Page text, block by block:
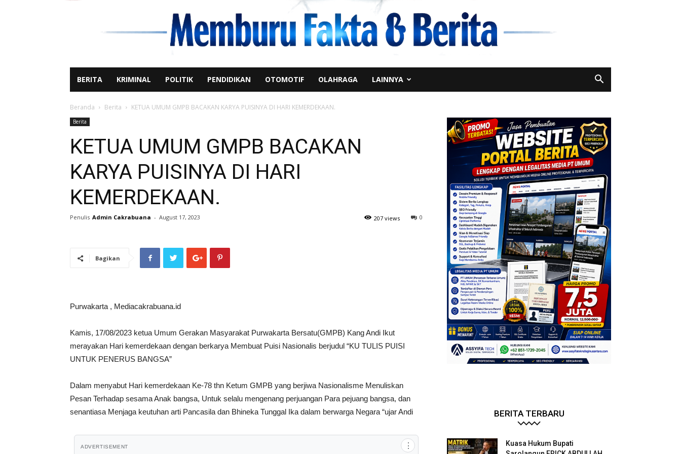
BERITA KRIMINAL POLITIK PENDIDIKAN OTOMOTIF OLAHRAGA LAINNYA
Beranda Berita KETUA UMUM GMPB BACAKAN KARYA PUISINYA DI HARI KEMERDEKAAN.
Berita
KETUA UMUM GMPB BACAKAN
KARYA PUISINYA DI HARI
KEMERDEKAAN.
Penulis Admin Cakrabuana - August 17, 2023 0
207 views
Bagikan
Purwakarta , Mediacakrabuana.id
Kamis, 17/08/2023 ketua Umum Gerakan Masyarakat Purwakarta Bersatu(GMPB) Kang Andi Ikut
merayakan Hari kemerdekaan dengan berkarya Membuat Puisi Nasionalis berjudul “KU TULIS PUISI
UNTUK PENERUS BANGSA”
Dalam menyabut Hari kemerdekaan Ke-78 thn Ketum GMPB yang berjiwa Nasionalisme Menuliskan
Pesan Terhadap sesama Anak bangsa, Untuk selalu mengenang perjuangan Para pejuang bangsa, dan
senantiasa Menjaga keutuhan arti Pancasila dan Bhineka Tunggal Ika dalam berwarga Negara “ujar Andi
ADVERTISEMENT ⋮
BERITA TERBARU
Kuasa Hukum Bupati